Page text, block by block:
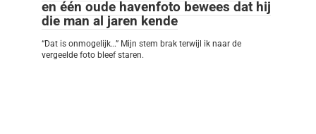
en één oude havenfoto bewees dat hij
die man al jaren kende
“Dat is onmogelijk…” Mijn stem brak terwijl ik naar de
vergeelde foto bleef staren.